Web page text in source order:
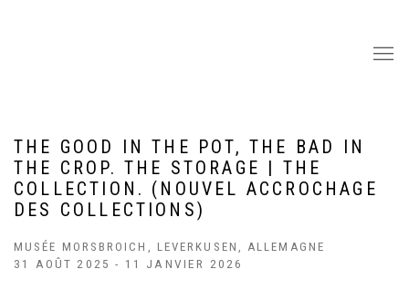
THE GOOD IN THE POT, THE BAD IN
THE CROP. THE STORAGE | THE
COLLECTION. (NOUVEL ACCROCHAGE
DES COLLECTIONS)
MUSÉE MORSBROICH, LEVERKUSEN, ALLEMAGNE
31 AOÛT 2025 - 11 JANVIER 2026